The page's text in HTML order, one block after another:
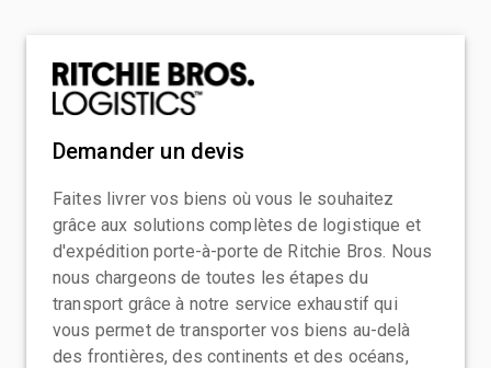
Demander un devis
Faites livrer vos biens où vous le souhaitez
grâce aux solutions complètes de logistique et
d'expédition porte-à-porte de Ritchie Bros. Nous
nous chargeons de toutes les étapes du
transport grâce à notre service exhaustif qui
vous permet de transporter vos biens au-delà
des frontières, des continents et des océans,